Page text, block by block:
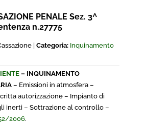
PENALE Sez. 3^
n.27775
| Categoria: Inquinamento
– INQUINAMENTO
– Emissioni in atmosfera –
autorizzazione – Impianto di
inerti – Sottrazione al controllo –
2006.